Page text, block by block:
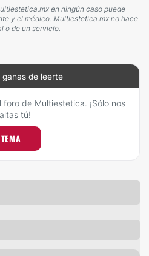
en ningún caso puede
y el médico. Multiestetica.mx no hace
o de un servicio.
ganas de leerte
de Multiestetica. ¡Sólo nos
tú!